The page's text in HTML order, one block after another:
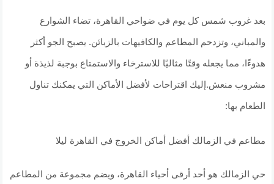
بعد غروب شمس كل يوم في ضواحي القاهرة، تضاء الشوارع
والمباني، وتزدحم المطاعم والكافيهات بالزبائن. يصبح الجو أكثر
هدوءًا، مما يجعله وقتًا مثاليًا للاسترخاء والاستمتاع بوجبة لذيذة أو
مشروب منعش.إليك اقتراحات لأفضل الأماكن التي يمكنك تناول
الطعام بها:
مطاعم في الزمالك أفضل أماكن الخروج في القاهرة ليلا
حي الزمالك هو أحد أرقى أحياء القاهرة، ويضم مجموعة من المطاعم